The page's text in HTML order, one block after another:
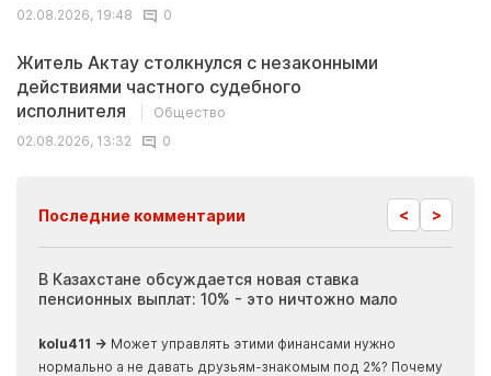
02.08.2026, 19:48
0
Житель Актау столкнулся с незаконными
действиями частного судебного
исполнителя
Общество
02.08.2026, 13:32
0
Последние комментарии < >
В Казахстане обсуждается новая ставка
пенсионных выплат: 10% - это ничтожно мало
kolu411 → Может управлять этими финансами нужно
нормально а не давать друзьям-знакомым под 2%? Почему